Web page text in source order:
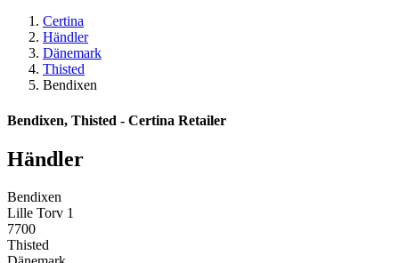
Certina
Händler
Dänemark
Thisted
Bendixen
Bendixen, Thisted - Certina Retailer
Händler
Bendixen
Lille Torv 1
7700
Thisted